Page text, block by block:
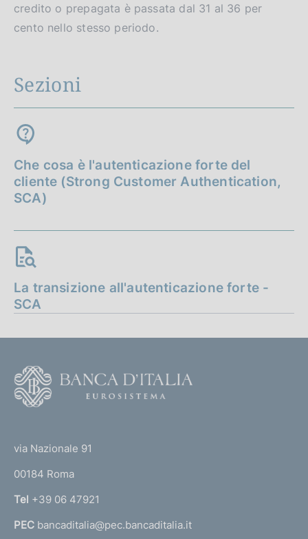
credito o prepagata è passata dal 31 al 36 per
cento nello stesso periodo.
Sezioni
Che cosa è l'autenticazione forte del
cliente (Strong Customer Authentication,
SCA)
La transizione all'autenticazione forte -
SCA
r
n
a
via Nazionale 91
00184 Roma
Tel +39 06 47921
PEC bancaditalia@pec.bancaditalia.it